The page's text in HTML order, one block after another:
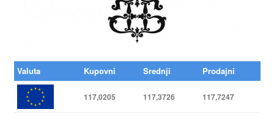
Valuta Kupovni Srednji Prodajni
117,0205 117,3726 117,7247